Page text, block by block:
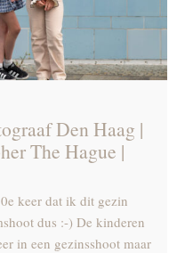
Den Haag |
The Hague |
keer dat ik dit gezin
dus :-) De kinderen
in een gezinsshoot maar